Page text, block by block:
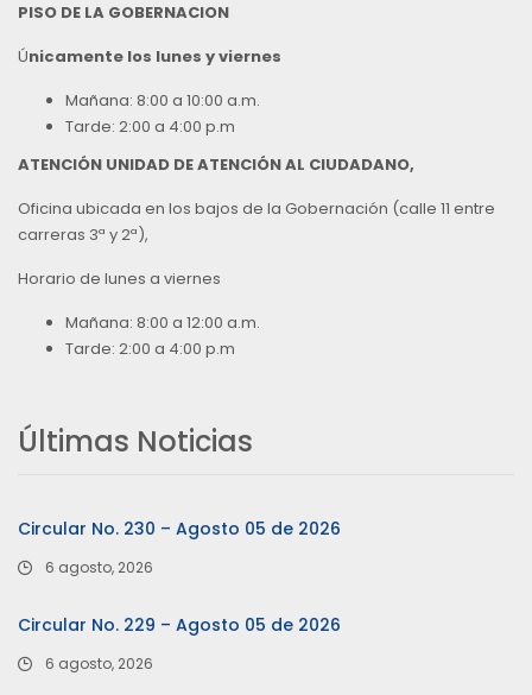
PISO DE LA GOBERNACION
Únicamente los lunes y viernes
Mañana: 8:00 a 10:00 a.m.
Tarde: 2:00 a 4:00 p.m
ATENCIÓN UNIDAD DE ATENCIÓN AL CIUDADANO,
Oficina ubicada en los bajos de la Gobernación (calle 11 entre
carreras 3ª y 2ª),
Horario de lunes a viernes
Mañana: 8:00 a 12:00 a.m.
Tarde: 2:00 a 4:00 p.m
Últimas Noticias
Circular No. 230 – Agosto 05 de 2026
6 agosto, 2026
Circular No. 229 – Agosto 05 de 2026
6 agosto, 2026